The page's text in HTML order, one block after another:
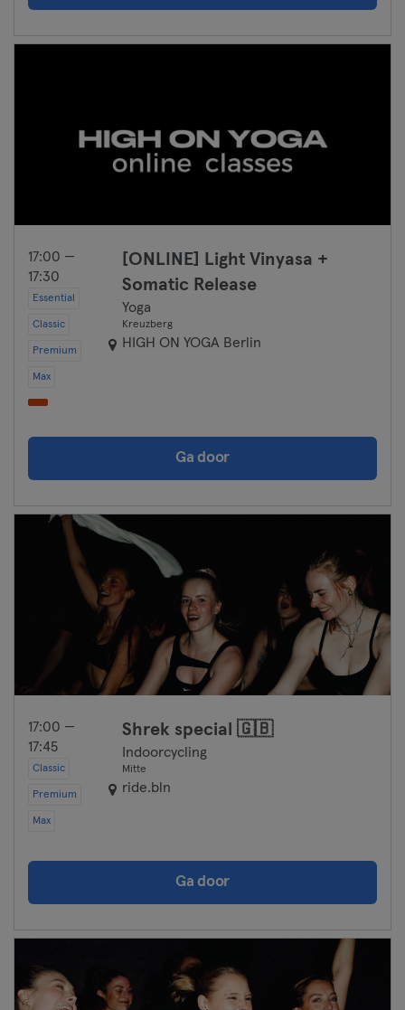
17:00 —
17:30
Essential
Classic
Premium
Max
[ONLINE] Light Vinyasa +
Somatic Release
Yoga
Kreuzberg
HIGH ON YOGA Berlin
Ga door
17:00 —
17:45
Classic
Premium
Max
Shrek special 🇬🇧
Indoorcycling
Mitte
ride.bln
Ga door